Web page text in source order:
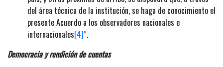
del área técnica de la institución, se haga de conocimiento el
presente Acuerdo a los observadores nacionales e
internacionales[4]”.
Democracia y rendición de cuentas